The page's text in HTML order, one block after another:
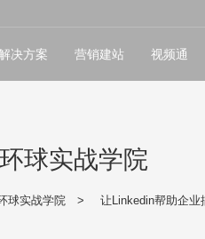
决方案 营销建站 视频通
环球实战学院
球实战学院 > 让Linkedin帮助企业